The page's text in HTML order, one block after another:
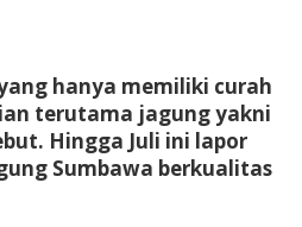
hanya memiliki curah
terutama jagung yakni
Hingga Juli ini lapor
Sumbawa berkualitas